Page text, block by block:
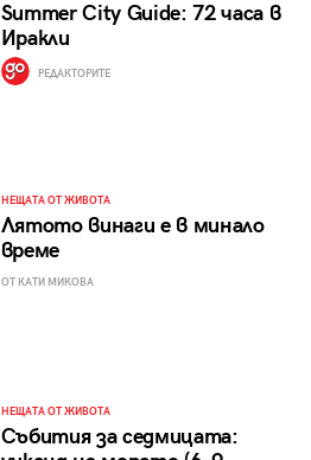
Summer City Guide: 72 часа в
Иракли
РЕДАКТОРИТЕ
НЕЩАТА ОТ ЖИВОТА
Лятото винаги е в минало
време
ОТ КАТИ МИКОВА
НЕЩАТА ОТ ЖИВОТА
Събития за седмицата: